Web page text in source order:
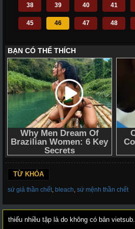
38 39 40 41
45 46 47 48
59 60 61 62
66 67 68 69
110 111 112 113
117 118 119 120
124 125 126 127
132
159 160 161 162
TỪ KHÓA
sứ giả thần chết, bleach, sứ mệnh thần chết
thiếu nhiều tập là do không có bản vietsub.